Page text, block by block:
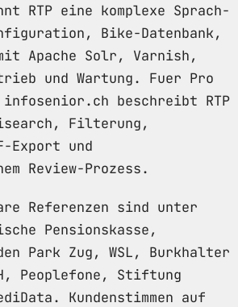
RTP eine komplexe Sprach-
Bike-Datenbank,
Apache Solr, Varnish,
und Wartung. Fuer Pro
infosenior.ch beschreibt RTP
Filterung,
Export und
Review-Prozess.
Referenzen sind unter
Pensionskasse,
Park Zug, WSL, Burkhalter
Peoplefone, Stiftung
Kundenstimmen auf